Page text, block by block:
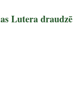
Lutera draudzē